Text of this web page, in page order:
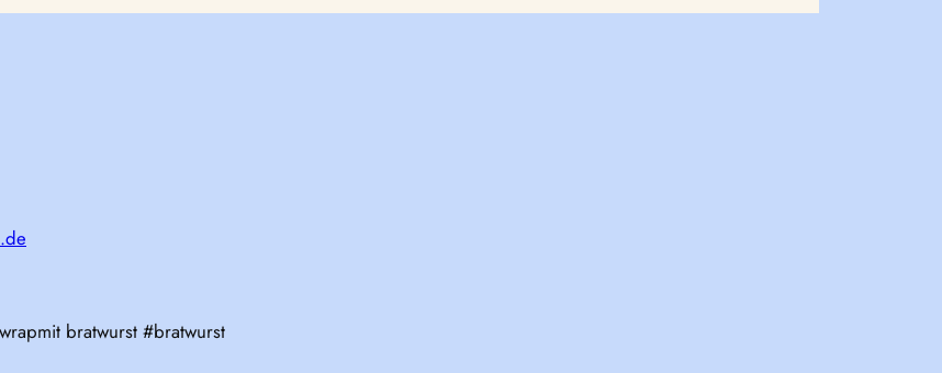
bratwurst #bratwurst